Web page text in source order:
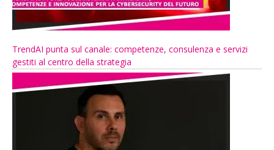
TrendAI punta sul canale: competenze, consulenza e servizi
gestiti al centro della strategia